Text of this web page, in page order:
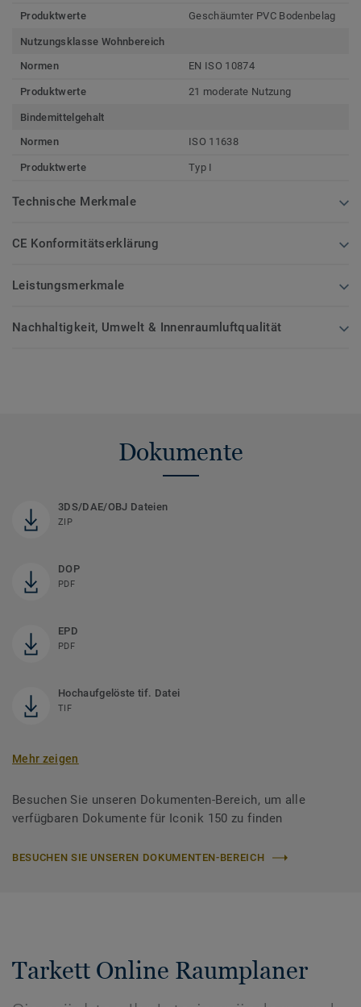
Produktwerte Geschäumter PVC Bodenbelag
Nutzungsklasse Wohnbereich
Normen
EN ISO 10874
Produktwerte 21 moderate Nutzung
Bindemittelgehalt
Normen
ISO 11638
Produktwerte Typ I
Technische Merkmale
CE Konformitätserklärung
Leistungsmerkmale
Nachhaltigkeit, Umwelt & Innenraumluftqualität
Dokumente
3DS/DAE/OBJ Dateien
ZIP
DOP
PDF
EPD
PDF
Hochaufgelöste tif. Datei
TIF
Mehr zeigen
Besuchen Sie unseren Dokumenten-Bereich, um alle
verfügbaren Dokumente für Iconik 150 zu finden
BESUCHEN SIE UNSEREN DOKUMENTEN-BEREICH
Tarkett Online Raumplaner